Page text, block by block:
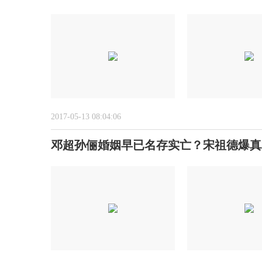
2017-05-13 08:04:06
邓超孙俪婚姻早已名存实亡？宋祖德爆